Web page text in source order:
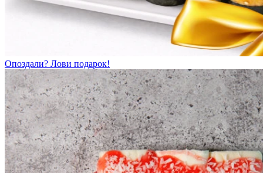
Опоздали? Лови подарок!